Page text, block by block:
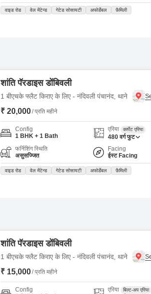
वाइड रोड वेल मेंटेन्ड गेटेड सोसायटी अफोर्डेबल फ़ैमिली
शांति पॅरडाइस डोंबिवली
1 बीएचके फ्लैट किराए के लिए - नंदिवली पंचानंद, थाने
₹ 20,000/ प्रति महीने
Config
1 BHK + 1 Bath
एरिया कार्पेट एरिया
480 वर्ग फुट
फर्निशिंग स्थिति
असुसज्जित
Facing
ईस्ट Facing
वाइड रोड वेल मेंटेन्ड गेटेड सोसायटी अफोर्डेबल फ़ैमिली
शांति पॅरडाइस डोंबिवली
1 बीएचके फ्लैट किराए के लिए - नंदिवली पंचानंद, थाने
₹ 15,000/ प्रति महीने
Config
एरिया बिल्ट-अप एरिया